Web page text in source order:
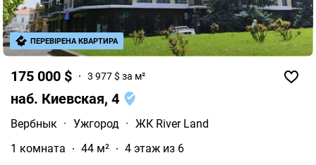
175 000 $ 3 977 $ за м²
наб. Киевская, 4
Вербнык · Ужгород · ЖК River Land
1 комната
44 м²
4 этаж из 6
ПЕРЕВІРЕНА КВАРТИРА